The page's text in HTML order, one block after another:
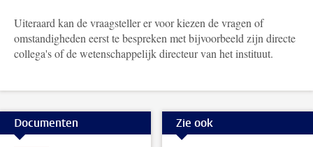
Uiteraard kan de vraagsteller er voor kiezen de vragen of
omstandigheden eerst te bespreken met bijvoorbeeld zijn directe
collega's of de wetenschappelijk directeur van het instituut.
Documenten Zie ook